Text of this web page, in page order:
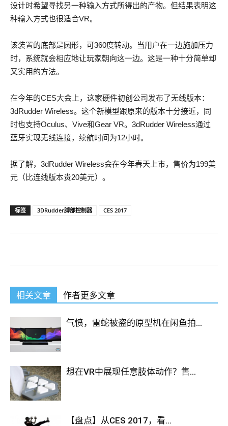
设计时希望寻找另一种输入方式所得出的产物。但结果表明这
种输入方式也很适合VR。
该装置的底部是圆形，可360度转动。当用户在一边施加压力
时，系统就会相应地让玩家朝向这一边。这是一种十分简单却
又实用的方法。
在今年的CES大会上，这家硬件初创公司发布了无线版本：
3dRudder Wireless。这个新模型跟原来的版本十分接近，同
时也支持Oculus、Vive和Gear VR。3dRudder Wireless通过
蓝牙实现无线连接，续航时间为12小时。
据了解，3dRudder Wireless会在今年春天上市，售价为199美
元（比连线版本贵20美元）。
标签 3DRudder脚部控制器 CES 2017
相关文章 作者更多文章
气愤，雷蛇被盗的原型机在闲鱼拍...
想在VR中展现任意肢体动作？售...
【盘点】从CES 2017，看...